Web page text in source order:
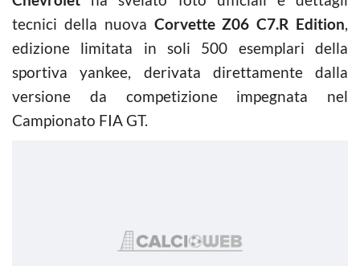
tecnici della nuova Corvette Z06 C7.R Edition,
edizione limitata in soli 500 esemplari della
sportiva yankee, derivata direttamente dalla
versione da competizione impegnata nel
Campionato FIA GT.